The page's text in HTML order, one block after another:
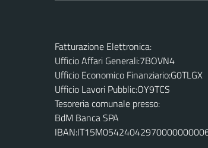
Fatturazione Elettronica:
Ufficio Affari Generali:7BOVN4
Ufficio Economico Finanziario:G0TLGX
Ufficio Lavori Pubblic:OY9TCS
Tesoreria comunale presso:
BdM Banca SPA